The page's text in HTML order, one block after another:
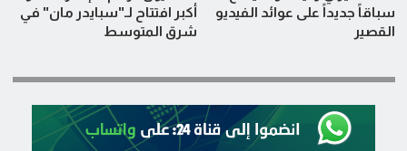
سباقاً جديداً على عوائد الفيديو
القصير
أكبر افتتاح لـ"سبايدر مان" في
شرق المتوسط